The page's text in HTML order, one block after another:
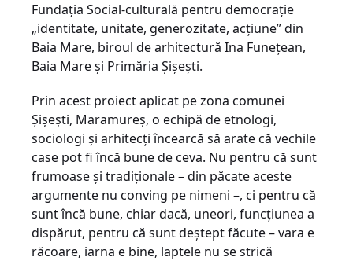
Fundaţia Social-culturală pentru democraţie
„identitate, unitate, generozitate, acţiune” din
Baia Mare, biroul de arhitectură Ina Funeţean,
Baia Mare şi Primăria Şişeşti.
Prin acest proiect aplicat pe zona comunei
Şişeşti, Maramureş, o echipă de etnologi,
sociologi şi arhitecţi încearcă să arate că vechile
case pot fi încă bune de ceva. Nu pentru că sunt
frumoase şi tradiţionale – din păcate aceste
argumente nu conving pe nimeni –, ci pentru că
sunt încă bune, chiar dacă, uneori, funcţiunea a
dispărut, pentru că sunt deştept făcute – vara e
răcoare, iarna e bine, laptele nu se strică